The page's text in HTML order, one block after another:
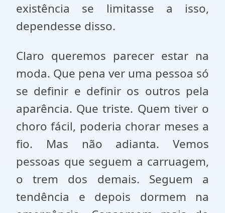
existência se limitasse a isso,
dependesse disso.
Claro queremos parecer estar na
moda. Que pena ver uma pessoa só
se definir e definir os outros pela
aparência. Que triste. Quem tiver o
choro fácil, poderia chorar meses a
fio. Mas não adianta. Vemos
pessoas que seguem a carruagem,
o trem dos demais. Seguem a
tendência e depois dormem na